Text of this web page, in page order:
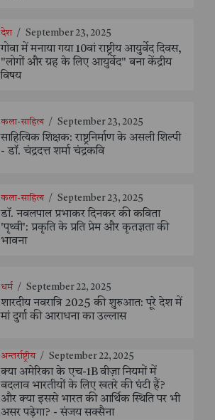
देश / September 23, 2025
गोवा में मनाया गया 10वां राष्ट्रीय आयुर्वेद दिवस,
"लोगों और ग्रह के लिए आयुर्वेद" बना केंद्रीय
विषय
कला-साहित्य / September 23, 2025
साहित्यिक शिक्षक: राष्ट्रनिर्माण के असली शिल्पी
- डॉ. चंद्रदत्त शर्मा चंद्रकवि
कला-साहित्य / September 23, 2025
डॉ. नवलपाल प्रभाकर दिनकर की कविता
'पृथ्वी': प्रकृति के प्रति प्रेम और कृतज्ञता की
भावना
धर्म / September 22, 2025
शारदीय नवरात्रि 2025 की शुरुआत: पूरे देश में
मां दुर्गा की आराधना का उल्लास
अन्तर्राष्ट्रीय / September 22, 2025
क्या अमेरिका के एच-1B वीज़ा नियमों में
बदलाव भारतीयों के लिए खतरे की घंटी हैं?
और क्या इससे भारत की आर्थिक स्थिति पर भी
असर पड़ेगा? - संजय सक्सैना